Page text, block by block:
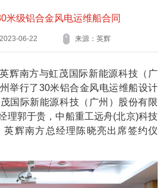
米级铝合金风电运维船合同
06-22 来源：英辉
辉南方与虹茂国际新能源科技（广
举行了30米铝合金风电运维船设计
国际新能源科技（广州）股份有限
理郭于贵，中船重工远舟(北京)科技
辉南方总经理陈晓亮出席签约仪